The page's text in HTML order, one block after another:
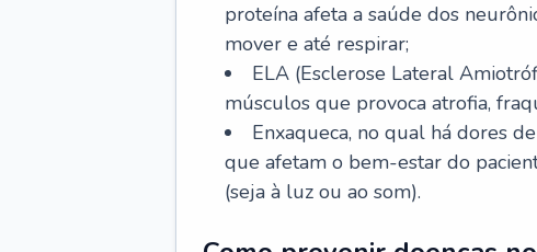
proteína afeta a saúde dos
mover e até respirar;
ELA (Esclerose Lateral
músculos que provoca atrofia,
Enxaqueca, no qual há dores
que afetam o bem-estar do
(seja à luz ou ao som).